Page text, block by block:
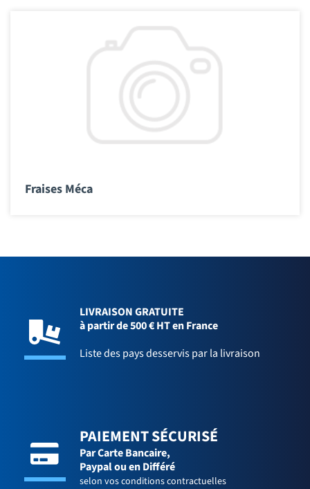
Fraises Méca
LIVRAISON GRATUITE
à partir de 500 € HT en France
Liste des pays desservis par la livraison
PAIEMENT SÉCURISÉ
Par Carte Bancaire,
Paypal ou en Différé
selon vos conditions contractuelles